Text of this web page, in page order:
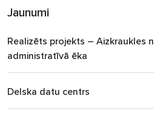
Jaunumi
Realizēts projekts – Aizkraukles
administratīvā ēka
Delska datu centrs